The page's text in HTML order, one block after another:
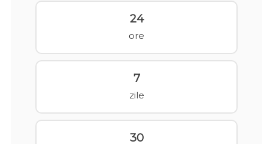
24
ore
7
zile
30